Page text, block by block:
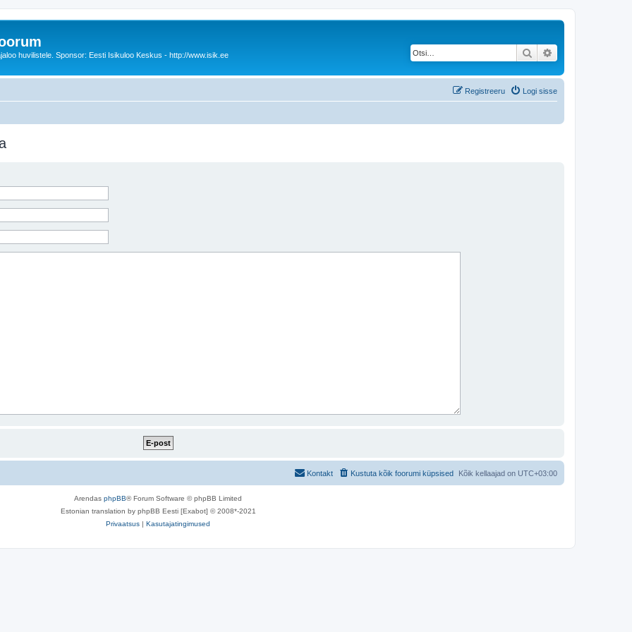
huvilistele. Sponsor: Eesti Isikuloo Keskus - http://www.isik.ee Otsi
Logi sisse
Registreeru
Kõik kellaajad on UTC+03:00
Kustuta kõik foorumi küpsised
Kontakt
Arendas phpBB® Forum Software © phpBB Limited
Estonian translation by phpBB Eesti [Exabot] © 2008*-2021
Privaatsus | Kasutajatingimused